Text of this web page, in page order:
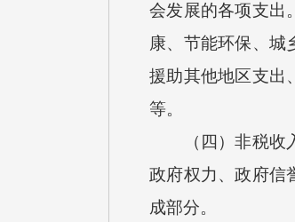
会发展的各项支出
康、节能环保、城
援助其他地区支出
等。
（四）非税收入
政府权力、政府信
成部分。